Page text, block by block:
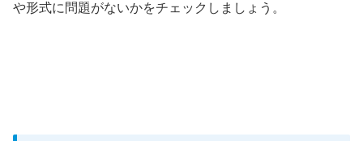
や形式に問題がないかをチェックしましょう。